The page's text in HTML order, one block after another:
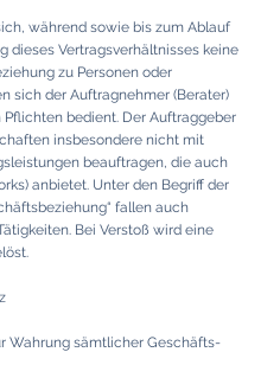
während sowie bis zum Ablauf
dieses Vertragsverhältnisses keine
zu Personen oder
sich der Auftragnehmer (Berater)
bedient. Der Auftraggeber
insbesondere nicht mit
beauftragen, die auch
anbietet. Unter den Begriff der
fallen auch
Bei Verstoß wird eine
Wahrung sämtlicher Geschäfts-